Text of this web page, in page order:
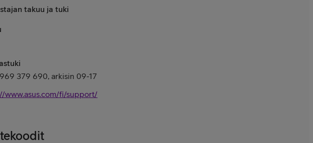
takuu ja tuki
379 690, arkisin 09-17
www.asus.com/fi/support/